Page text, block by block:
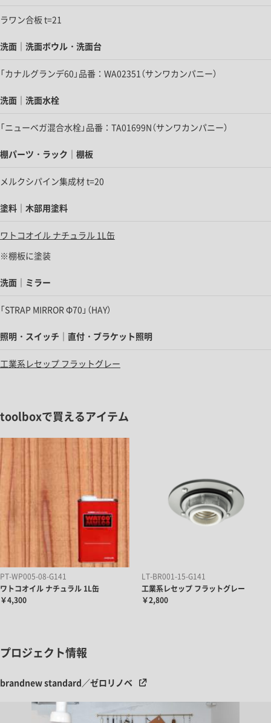
ラワン合板 t=21
洗面｜洗面ボウル・洗面台
「カナルグランデ60」品番：WA02351（サンワカンパニー）
洗面｜洗面水栓
「ニューベガ混合水栓」品番：TA01699N（サンワカンパニー）
棚パーツ・ラック｜棚板
メルクシパイン集成材 t=20
塗料｜木部用塗料
ワトコオイル ナチュラル 1L缶
※棚板に塗装
洗面｜ミラー
「STRAP MIRROR Φ70」（HAY）
照明・スイッチ｜直付・ブラケット照明
工業系レセップ フラットグレー
toolboxで買えるアイテム
PT-WP005-08-G141
ワトコオイル ナチュラル 1L缶
￥4,300
LT-BR001-15-G141
工業系レセップ フラットグレー
￥2,800
プロジェクト情報
brandnew standard／ゼロリノベ